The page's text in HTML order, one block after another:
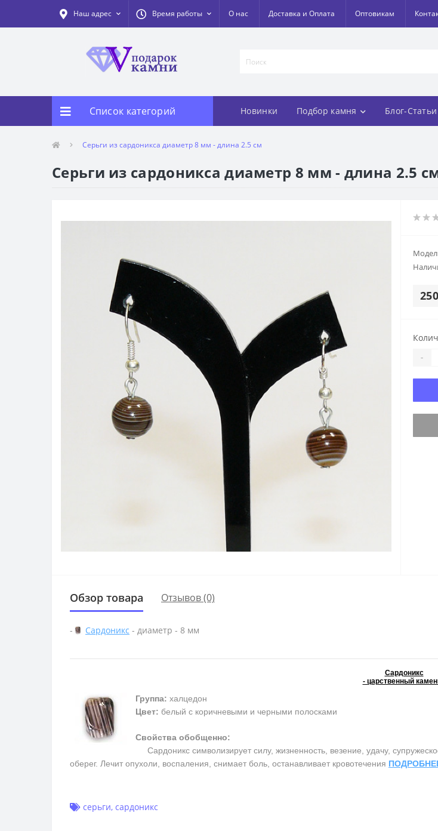
Наш адрес Время работы О нас Доставка и Оплата Оптовикам
Список категорий Новинки Подбор камня Блог-Статьи
Серьги из сардоникса диаметр 8 мм - длина 2.5 см
Серьги из сардоникса диаметр 8 мм - длина 2.5
-
Обзор товара Отзывов (0)
- Сардоникс - диаметр - 8 мм
Сардоникс
- царственный
Группа: халцедон
Цвет: белый с коричневыми и черными полосками
Свойства обобщенно:
Сардоникс символизирует силу, жизненность, везение, удачу,
оберег. Лечит опухоли, воспаления, снимает боль, останавливает кровотечения
серьги, сардоникс